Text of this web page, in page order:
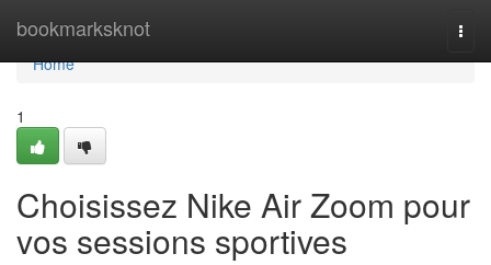
bookmarksknot
Home
Home
1
Choisissez Nike Air Zoom pour
vos sessions sportives